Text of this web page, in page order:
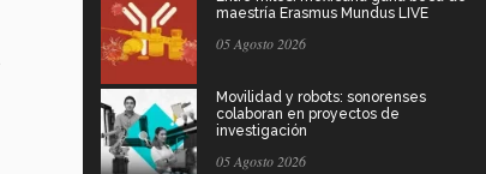
maestría Erasmus Mundus LIVE
05 Agosto 2026
Movilidad y robots: sonorenses
colaboran en proyectos de
investigación
05 Agosto 2026